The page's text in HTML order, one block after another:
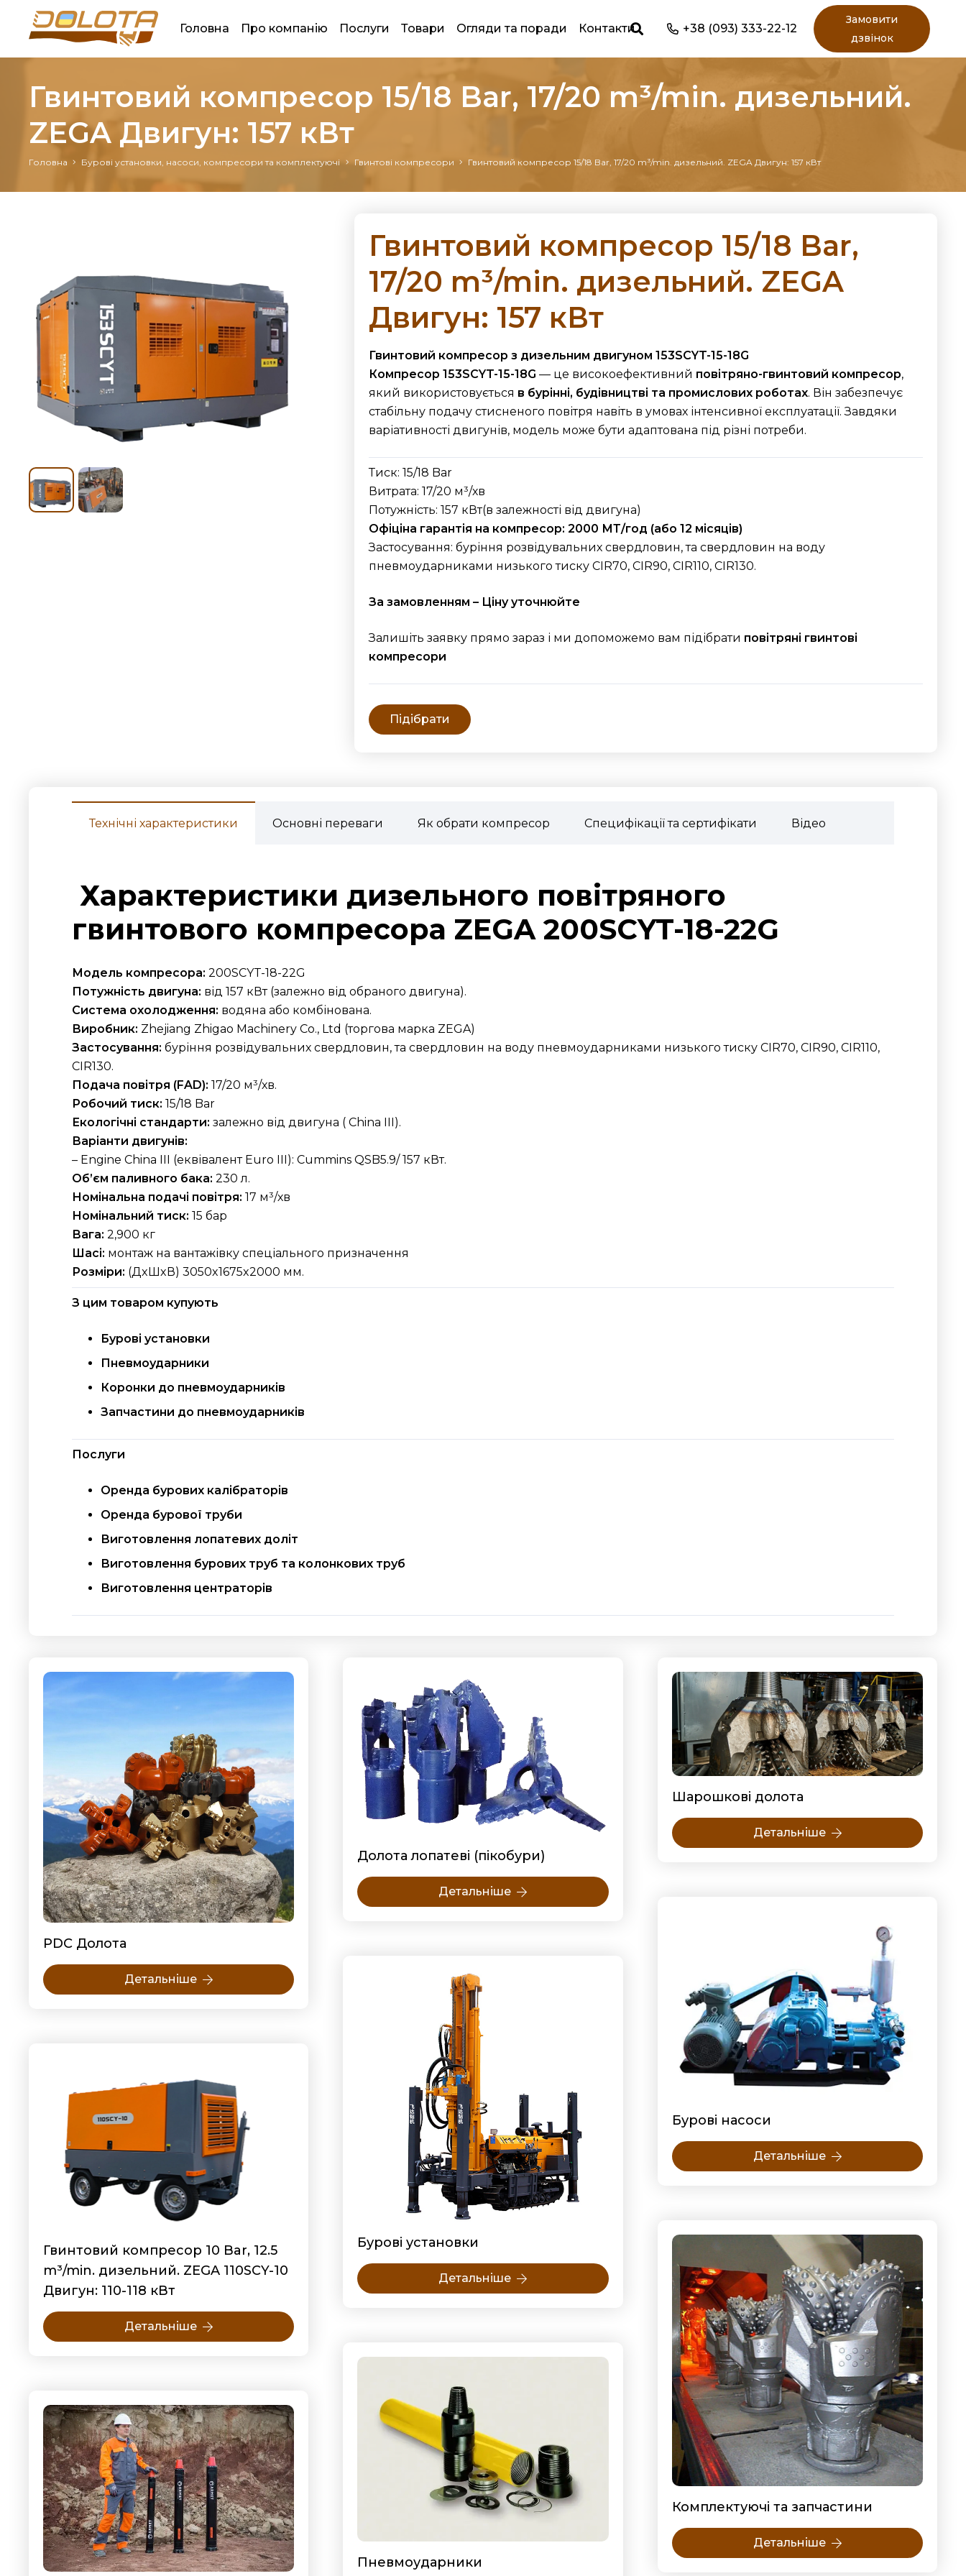
Головна Про компанію Послуги Товари Огляди та поради Контакти +38 (093) 333-22-12
Замовити
дзвінок
Гвинтовий компресор 15/18 Bar, 17/20 m³/min. дизельний.
ZEGA Двигун: 157 кВт
Головна Бурові установки, насоси, компресори та комплектуючі Гвинтові компресори Гвинтовий компресор 15/18 Bar, 17/20 m³/min. дизельний. ZEGA Двигун: 157 кВт
Гвинтовий компресор 15/18 Bar,
17/20 m³/min. дизельний. ZEGA
Двигун: 157 кВт
Гвинтовий компресор з дизельним двигуном 153SCYT-15-18G
Компресор 153SCYT-15-18G— це високоефективний повітряно-гвинтовий компресор,
який використовується в бурінні, будівництві та промислових роботах. Він забезпечує
стабільну подачу стисненого повітря навіть в умовах інтенсивної експлуатації. Завдяки
варіативності двигунів, модель може бути адаптована під різні потреби.
Тиск: 15/18 Bar
Витрата: 17/20 м³/хв
Потужність: 157 кВт(в залежності від двигуна)
Офіціна гарантія на компресор: 2000 МТ/год (або 12 місяців)
Застосування: буріння розвідувальних свердловин, та свердловин на воду
пневмоударниками низького тиску CIR70, CIR90, CIR110, CIR130.
За замовленням – Ціну уточнюйте
Залишіть заявку прямо зараз і ми допоможемо вам підібрати повітряні гвинтові
компресори
Підібрати
Технічні характеристики Основні переваги Як обрати компресор Специфікації та сертифікати Відео
Характеристики дизельного повітряного
гвинтового компресора ZEGA 200SCYT-18-22G
Модель компресора: 200SCYT-18-22G
Потужність двигуна: від 157 кВт (залежно від обраного двигуна).
Система охолодження: водяна або комбінована.
Виробник: Zhejiang Zhigao Machinery Co., Ltd (торгова марка ZEGA)
Застосування: буріння розвідувальних свердловин, та свердловин на воду пневмоударниками низького тиску CIR70, CIR90, CIR110,
CIR130.
Подача повітря (FAD): 17/20 м³/хв.
Робочий тиск: 15/18 Bar
Екологічні стандарти: залежно від двигуна ( China III).
Варіанти двигунів:
– Engine China III (еквівалент Euro III): Cummins QSB5.9/ 157 кВт.
Об’єм паливного бака: 230 л.
Номінальна подачі повітря: 17 м³/хв
Номінальний тиск: 15 бар
Вага: 2,900 кг
Шасі: монтаж на вантажівку спеціального призначення
Розміри: (ДxШxВ) 3050x1675x2000 мм.
З цим товаром купують
Бурові установки
Пневмоударники
Коронки до пневмоударників
Запчастини до пневмоударників
Послуги
Оренда бурових калібраторів
Оренда бурової труби
Виготовлення лопатевих доліт
Виготовлення бурових труб та колонкових труб
Виготовлення центраторів
PDC Долота
Детальніше
Долота лопатеві (пікобури)
Детальніше
Шарошкові долота
Детальніше
Бурові насоси
Детальніше
Бурові установки
Детальніше
Гвинтовий компресор 10 Bar, 12.5
m³/min. дизельний. ZEGA 110SCY-10
Двигун: 110-118 кВт
Детальніше
Комплектуючі та запчастини
Детальніше
Пневмоударники